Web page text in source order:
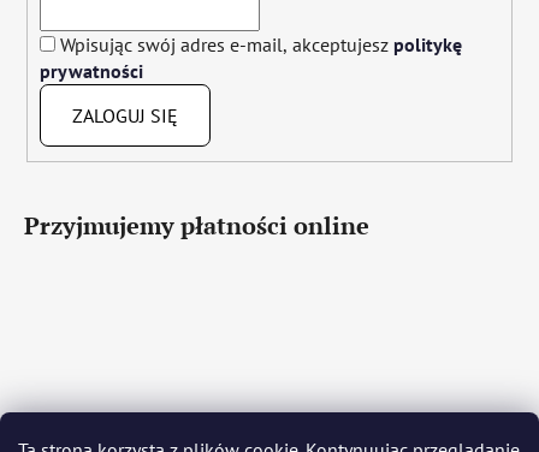
Wpisując swój adres e-mail, akceptujesz politykę
prywatności
ZALOGUJ SIĘ
Przyjmujemy płatności online